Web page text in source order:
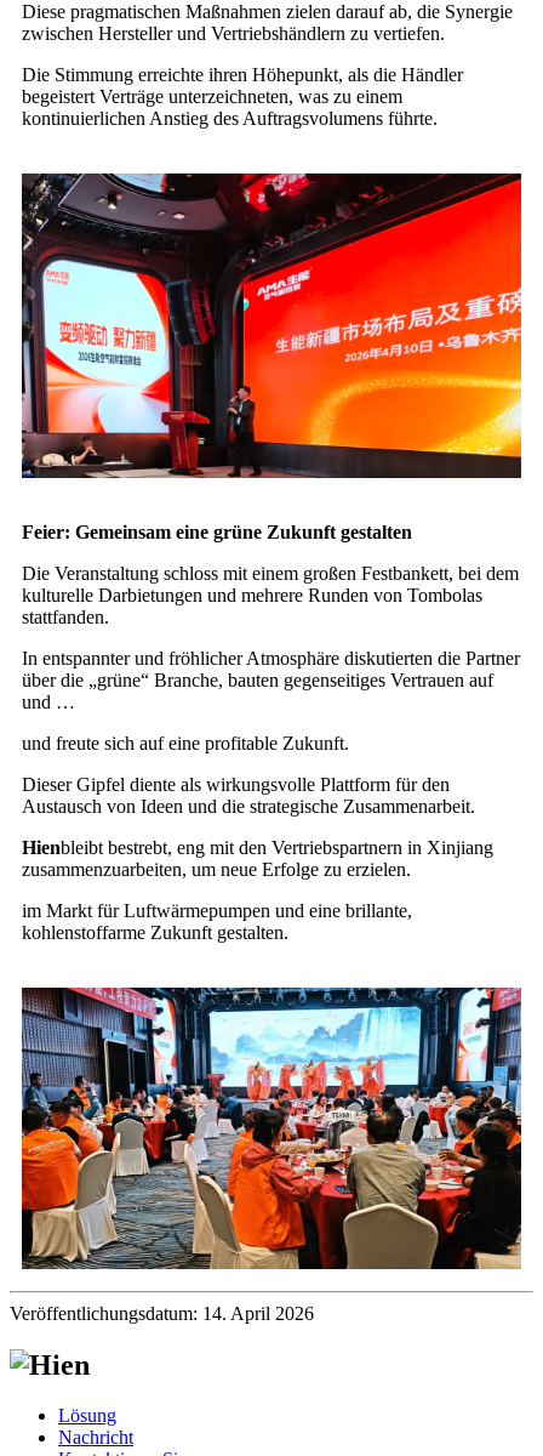
Diese pragmatischen Maßnahmen zielen darauf ab, die Synergie
zwischen Hersteller und Vertriebshändlern zu vertiefen.
Die Stimmung erreichte ihren Höhepunkt, als die Händler
begeistert Verträge unterzeichneten, was zu einem
kontinuierlichen Anstieg des Auftragsvolumens führte.
Feier: Gemeinsam eine grüne Zukunft gestalten
Die Veranstaltung schloss mit einem großen Festbankett, bei dem
kulturelle Darbietungen und mehrere Runden von Tombolas
stattfanden.
In entspannter und fröhlicher Atmosphäre diskutierten die Partner
über die „grüne“ Branche, bauten gegenseitiges Vertrauen auf
und …
und freute sich auf eine profitable Zukunft.
Dieser Gipfel diente als wirkungsvolle Plattform für den
Austausch von Ideen und die strategische Zusammenarbeit.
Hienbleibt bestrebt, eng mit den Vertriebspartnern in Xinjiang
zusammenzuarbeiten, um neue Erfolge zu erzielen.
im Markt für Luftwärmepumpen und eine brillante,
kohlenstoffarme Zukunft gestalten.
Veröffentlichungsdatum: 14. April 2026
Lösung
Nachricht